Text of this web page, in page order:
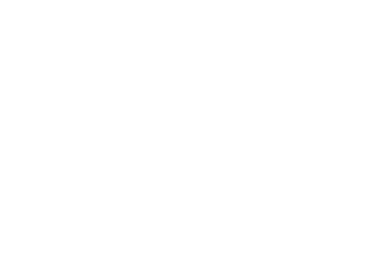
Winter Jacket
или